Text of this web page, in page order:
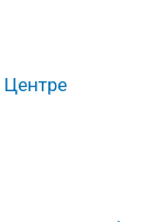
Центре